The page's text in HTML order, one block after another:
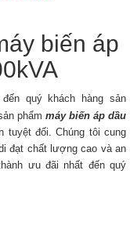
biến áp
quý khách hàng sản
phẩm máy biến áp dầu
đối. Chúng tôi cung
đạt chất lượng cao và an
ưu đãi nhất đến quý